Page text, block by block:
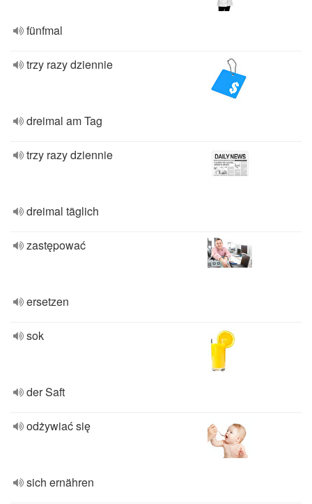
fünfmal
trzy razy dziennie
dreimal am Tag
trzy razy dziennie
dreimal täglich
zastępować
ersetzen
sok
der Saft
odżywiać się
sich ernähren